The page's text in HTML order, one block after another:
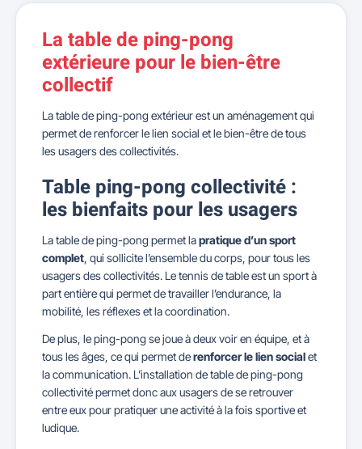
La table de ping-pong
extérieure pour le bien-être
collectif
La table de ping-pong extérieur est un aménagement qui
permet de renforcer le lien social et le bien-être de tous
les usagers des collectivités.
Table ping-pong collectivité :
les bienfaits pour les usagers
La table de ping-pong permet lapratique d’un sport
complet, qui sollicite l’ensemble du corps, pour tous les
usagers des collectivités. Le tennis de table est un sport à
part entière qui permet de travailler l’endurance, la
mobilité, les réflexes et la coordination.
De plus, le ping-pong se joue à deux voir en équipe, et à
tous les âges, ce qui permet derenforcer le lien socialet
la communication. L’installation de table de ping-pong
collectivité permet donc aux usagers de se retrouver
entre eux pour pratiquer une activité à la fois sportive et
ludique.